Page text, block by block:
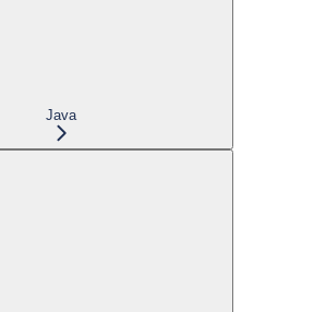
Java